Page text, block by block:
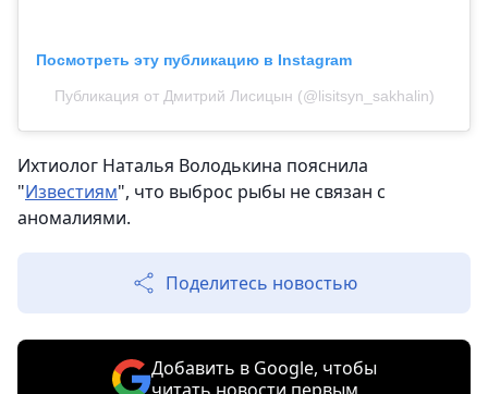
Посмотреть эту публикацию в Instagram
Публикация от Дмитрий Лисицын (@lisitsyn_sakhalin)
Ихтиолог Наталья Володькина пояснила
"Известиям", что выброс рыбы не связан с
аномалиями.
Поделитесь новостью
Добавить в Google, чтобы